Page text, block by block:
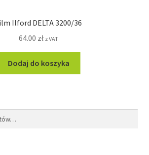
Ilford DELTA 3200/36
64.00 zł z VAT
Dodaj do koszyka